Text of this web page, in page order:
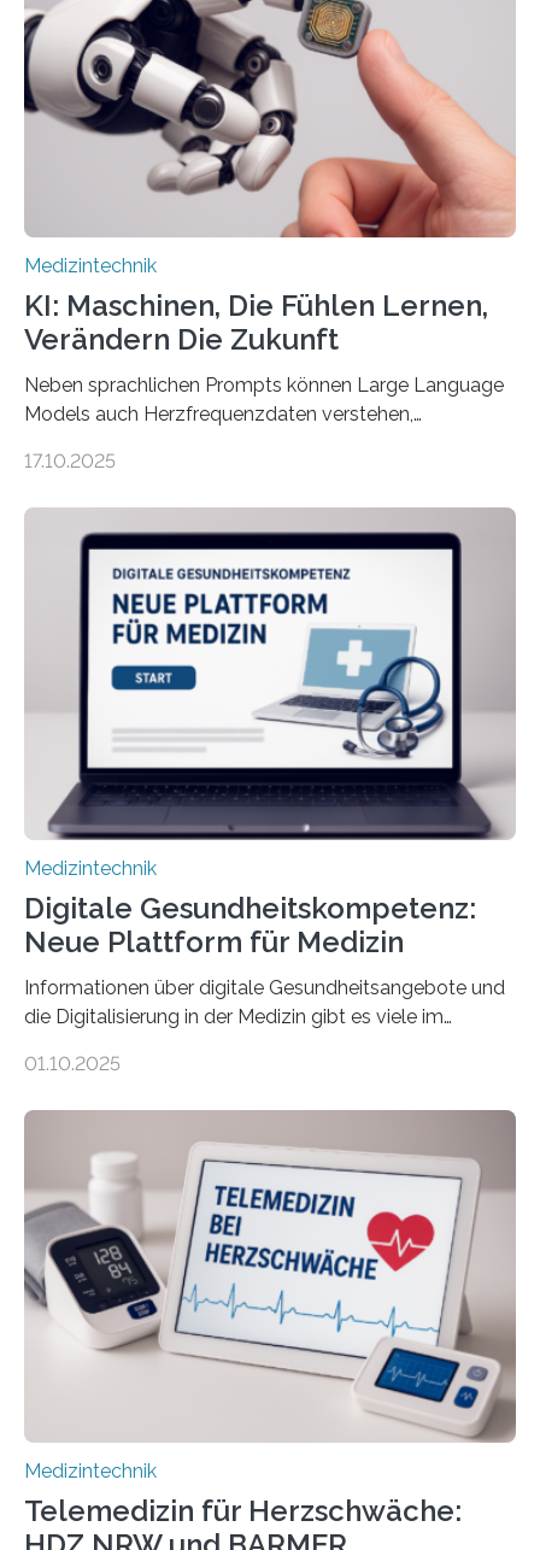
sowie die KI-gestützte Datenauswertung. Das Ziel ist
die Entwicklung eines berührungslosen
Assistenzsystems, das den Zustand der Person
kontinuierlich erfasst, pflegende Personen unterstützt
und in Notfällen selbstständig Alarm schlägt. „Die Idee
Medizintechnik
KI: Maschinen, Die Fühlen Lernen,
Verändern Die Zukunft
Neben sprachlichen Prompts können Large Language
Models auch Herzfrequenzdaten verstehen,
haben Dr. Morris Gellisch, ehemals an der Ruhr-
und Boris Burr von der Ruhr-Universität Bochum in
einem Experiment nachgewiesen. Sie entwickelten
dafür eine technische Schnittstelle, über die
physiologische Daten in Echtzeit an das Sprachmodell
übermittelt werden können. Die Künstliche Intelligenz
kann dadurch auch die Sprache des Körpers
einbeziehen, auf die Menschen keinen bewussten
Einfluss nehmen. Das eröffnet…
17.10.2025
Medizintechnik
Digitale Gesundheitskompetenz:
Neue Plattform für Medizin
Informationen über digitale Gesundheitsangebote und
die Digitalisierung in der Medizin gibt es viele im
seriösen und wissenschaftlich abgesicherten Inhalten?
Forscherinnen der Technischen Universität Dresden
(TUD) richtet sich das Portal sowohl an Patientinnen
und Patienten, aber ebenso an medizinisches
Fachpersonal. Für all diese Zielgruppen bietet sie
speziell zugeschnittene Informationen, um deren
digitale Gesundheitskompetenz zu steigern. MiHUBx ist
01.10.2025
Medizintechnik
Telemedizin für Herzschwäche: